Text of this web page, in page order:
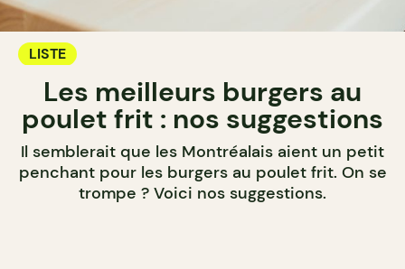
LISTE
Les meilleurs burgers au
poulet frit : nos suggestions
Il semblerait que les Montréalais aient un petit
penchant pour les burgers au poulet frit. On se
trompe ? Voici nos suggestions.